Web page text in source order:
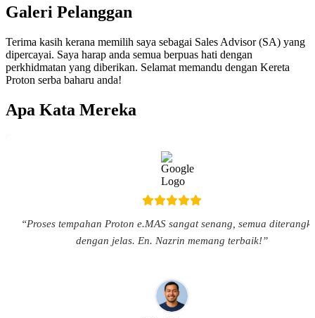
Galeri Pelanggan
Terima kasih kerana memilih saya sebagai Sales Advisor (SA) yang
dipercayai. Saya harap anda semua berpuas hati dengan
perkhidmatan yang diberikan. Selamat memandu dengan Kereta
Proton serba baharu anda!
Apa Kata Mereka
“Proses tempahan Proton e.MAS sangat senang, semua
dengan jelas. En. Nazrin memang terbaik!”